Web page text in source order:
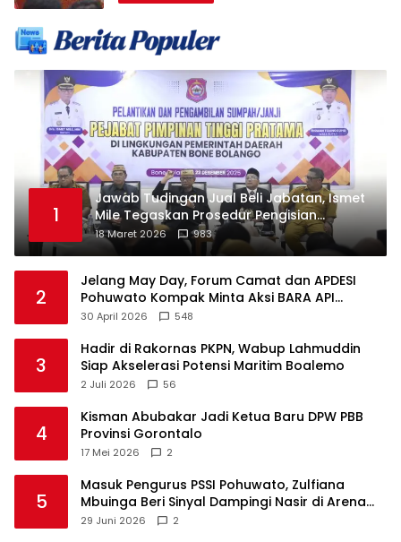
1
Jawab Tudingan Jual Beli Jabatan, Ismet
Mile Tegaskan Prosedur Pengisian
Jabatan
18 Maret 2026 983
2
Jelang May Day, Forum Camat dan APDESI
Pohuwato Kompak Minta Aksi BARA API
Ditunda
30 April 2026 548
3
Hadir di Rakornas PKPN, Wabup Lahmuddin
Siap Akselerasi Potensi Maritim Boalemo
2 Juli 2026 56
4
Kisman Abubakar Jadi Ketua Baru DPW PBB
Provinsi Gorontalo
17 Mei 2026 2
5
Masuk Pengurus PSSI Pohuwato, Zulfiana
Mbuinga Beri Sinyal Dampingi Nasir di Arena
Politik ?
29 Juni 2026 2